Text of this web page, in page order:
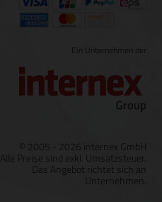
Ein Unternehmen der
© 2005 - 2026 internex GmbH
Alle Preise sind exkl. Umsatzsteuer.
Das Angebot richtet sich an
Unternehmen.